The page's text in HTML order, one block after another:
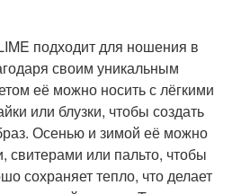
подходит для ношения в
своим уникальным
её можно носить с лёгкими
или блузки, чтобы создать
Осенью и зимой её можно
свитерами или пальто, чтобы
сохраняет тепло, что делает